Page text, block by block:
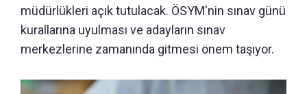
müdürlükleri açık tutulacak. ÖSYM'nin sınav günü
kurallarına uyulması ve adayların sınav
merkezlerine zamanında gitmesi önem taşıyor.